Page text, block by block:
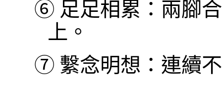
⑥ 足足相累：兩腳
上。
⑦ 繫念明想：連續